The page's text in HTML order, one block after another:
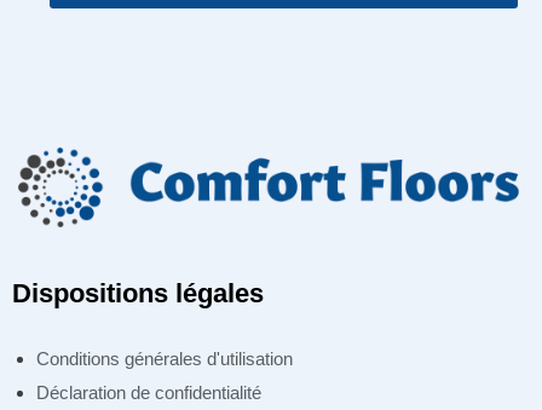
Dispositions légales
Conditions générales d'utilisation
Déclaration de confidentialité